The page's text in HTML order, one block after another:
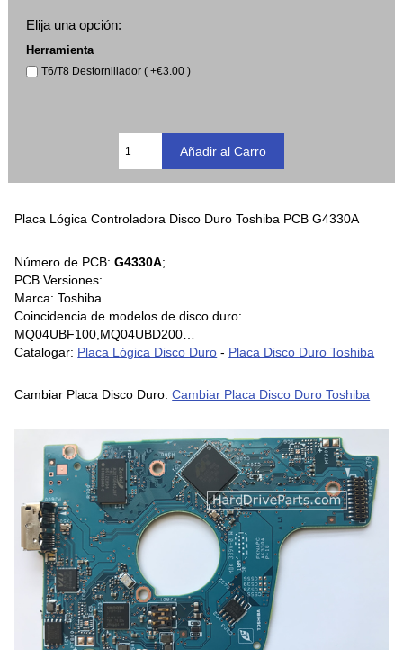
Elija una opción:
Herramienta
T6/T8 Destornillador ( +€3.00 )
Placa Lógica Controladora Disco Duro Toshiba PCB G4330A
Número de PCB:G4330A;
PCB Versiones:
Marca: Toshiba
Coincidencia de modelos de disco duro:
MQ04UBF100,MQ04UBD200…
Catalogar: Placa Lógica Disco Duro - Placa Disco Duro Toshiba
Cambiar Placa Disco Duro:Cambiar Placa Disco Duro Toshiba